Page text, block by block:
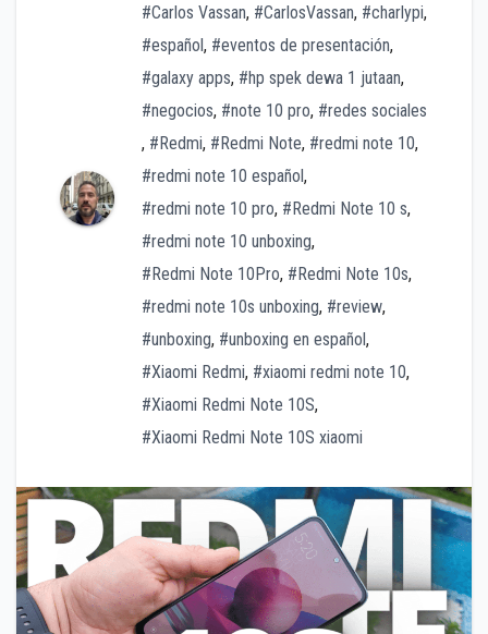
#Carlos Vassan, #CarlosVassan, #charlypi,
#español, #eventos de presentación,
#galaxy apps, #hp spek dewa 1 jutaan,
#negocios, #note 10 pro, #redes sociales
, #Redmi, #Redmi Note, #redmi note 10,
#redmi note 10 español,
#redmi note 10 pro, #Redmi Note 10 s,
#redmi note 10 unboxing,
#Redmi Note 10Pro, #Redmi Note 10s,
#redmi note 10s unboxing, #review,
#unboxing, #unboxing en español,
#Xiaomi Redmi, #xiaomi redmi note 10,
#Xiaomi Redmi Note 10S,
#Xiaomi Redmi Note 10S xiaomi